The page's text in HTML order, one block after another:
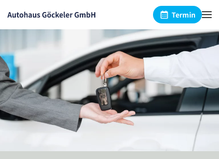
Skip to main content
Termin